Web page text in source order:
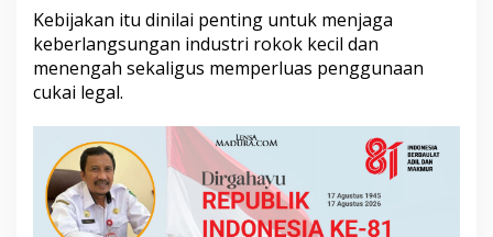
n
C
u
k
A
i
Kebijakan itu dinilai penting untuk menjaga
keberlangsungan industri rokok kecil dan
menengah sekaligus memperluas penggunaan
cukai legal.